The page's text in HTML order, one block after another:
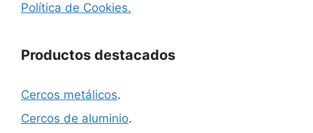
Política de Cookies.
Productos destacados
Cercos metálicos.
Cercos de aluminio.